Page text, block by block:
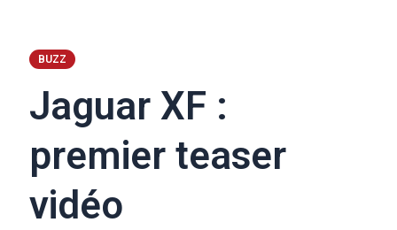
BUZZ
Jaguar XF :
premier teaser
vidéo